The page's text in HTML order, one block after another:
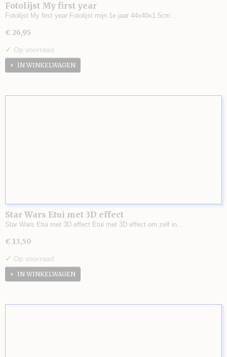
Fotolijst My first year
Fotolijst My first year Fotolijst mijn 1e jaar 44x40x1.5cm…
€ 26,95
✓ Op voorraad
IN WINKELWAGEN
Star Wars Etui met 3D effect
Star Wars Etui met 3D effect Etui met 3D effect om zelf in…
€ 13,50
✓ Op voorraad
IN WINKELWAGEN